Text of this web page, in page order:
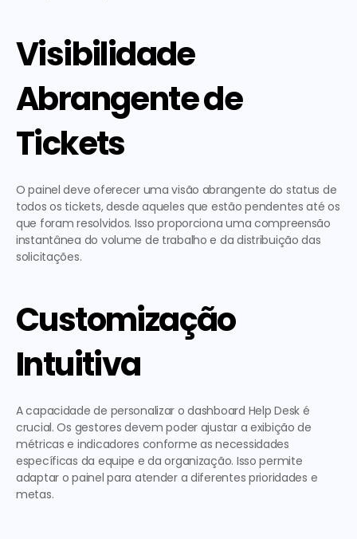
Visibilidade
Abrangente de
Tickets
O painel deve oferecer uma visão abrangente do status de
todos os tickets, desde aqueles que estão pendentes até os
que foram resolvidos. Isso proporciona uma compreensão
instantânea do volume de trabalho e da distribuição das
solicitações.
Customização
Intuitiva
A capacidade de personalizar o dashboard Help Desk é
crucial. Os gestores devem poder ajustar a exibição de
métricas e indicadores conforme as necessidades
específicas da equipe e da organização. Isso permite
adaptar o painel para atender a diferentes prioridades e
metas.